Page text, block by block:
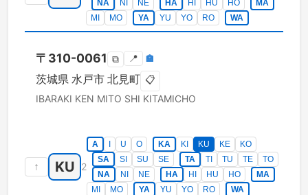
NA
NI NE HA HI HU HO
MA
MI
MO YA YU YO RO WA
〒 310-0061 ⧉ 📍 🏣
茨城県 水戸市 北見町 📋
IBARAKI KEN MITO SHI KITAMICHO
↑ KU 2
A U O KA KI KU KE
KO
SA
SI SU SE TA TI TU TE
TO
NA
NI NE HA HI HU HO
MA
MI
MO YA YU YO RO WA